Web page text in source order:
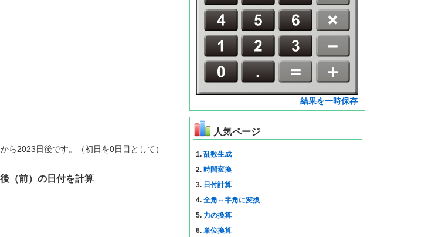
ら2023日後です。（初日を0日目として）
（前）の日付を計算
結果を一時保存
人気ページ
1. 乱数生成
2. 時間変換
3. 日付計算
4. 全角⇔半角に変換
5. 力の換算
6. 単位換算